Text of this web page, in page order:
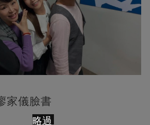
家儀臉書
略過